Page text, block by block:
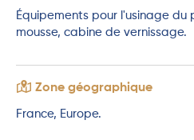
Équipements pour l'usinage du
mousse, cabine de vernissage.
Zone géographique
France, Europe.